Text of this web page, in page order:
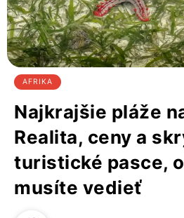
AFRIKA
Najkrajšie pláže
Realita, ceny a
turistické pasce,
musíte vedieť